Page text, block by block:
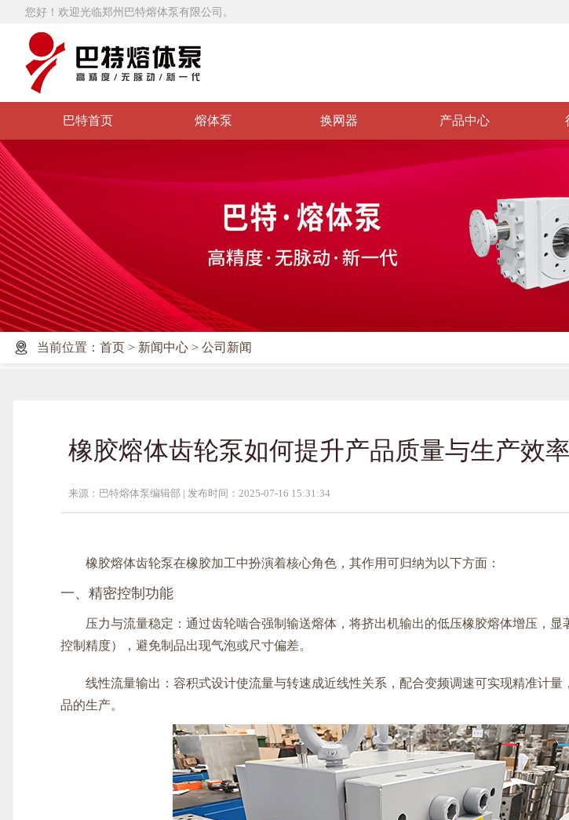
您好！欢迎光临郑州巴特熔体泵有限公司。
巴特首页 熔体泵 换网器 产品中心
当前位置： 首页 > 新闻中心 > 公司新闻
橡胶熔体齿轮泵如何提升产品质量与生产效率
来源：巴特熔体泵编辑部 | 发布时间：2025-07-16 15:31:34
橡胶熔体齿轮泵在橡胶加工中扮演着核心角色，其作用可归纳为以下方面：
一、精密控制功能
压力与流量稳定：通过齿轮啮合强制输送熔体，将挤出机输出的低压橡胶熔体增压，显
控制精度），避免制品出现气泡或尺寸偏差。
线性流量输出：容积式设计使流量与转速成近线性关系，配合变频调速可实现精准计量
品的生产。